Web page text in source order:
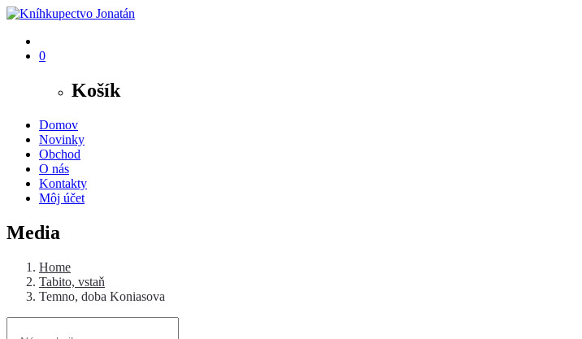
0
Košík
Domov
Novinky
Obchod
O nás
Kontakty
Môj účet
Media
Home
Tabito, vstaň
Temno, doba Koniasova